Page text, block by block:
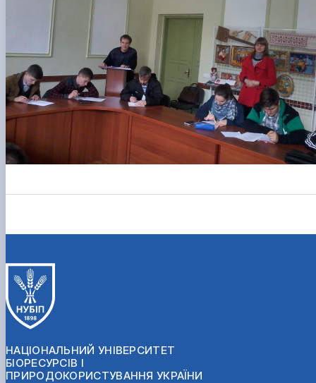
НАЦІОНАЛЬНИЙ УНІВЕРСИТЕТ
БІОРЕСУРСІВ І
ПРИРОДОКОРИСТУВАННЯ УКРАЇНИ